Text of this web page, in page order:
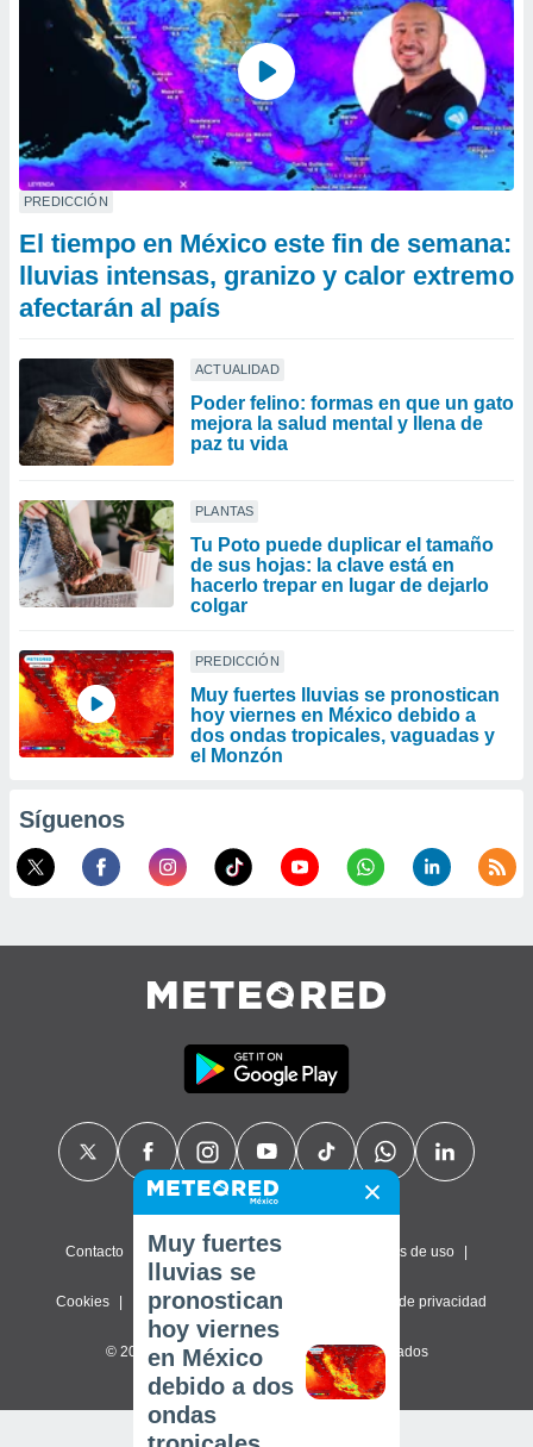
PREDICCIÓN
El tiempo en México este fin de semana:
lluvias intensas, granizo y calor extremo
afectarán al país
ACTUALIDAD
Poder felino: formas en que un gato
mejora la salud mental y llena de
paz tu vida
PLANTAS
Tu Poto puede duplicar el tamaño
de sus hojas: la clave está en
hacerlo trepar en lugar de dejarlo
colgar
PREDICCIÓN
Muy fuertes lluvias se pronostican
hoy viernes en México debido a
dos ondas tropicales, vaguadas y
el Monzón
Síguenos
Contacto Sobre nosotros Términos de uso
Cookies Política de privacidad Configuración de privacidad
© 2026 Meteored. Todos los derechos reservados
Muy fuertes
lluvias se
pronostican
hoy viernes
en México
debido a dos
ondas